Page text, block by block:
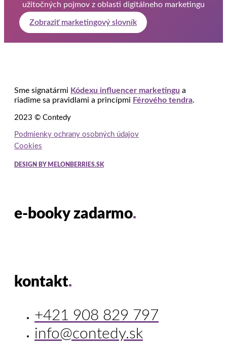
užitočných pojmov z oblasti digitálneho marketingu
Zobraziť marketingový slovník
Sme signatármi Kódexu influencer marketingu a
riadime sa pravidlami a princípmi Férového tendra.
2023 © Contedy
Podmienky ochrany osobných údajov
Cookies
DESIGN BY MELONBERRIES.SK
e-booky zadarmo.
kontakt.
+421 908 829 797
info@contedy.sk